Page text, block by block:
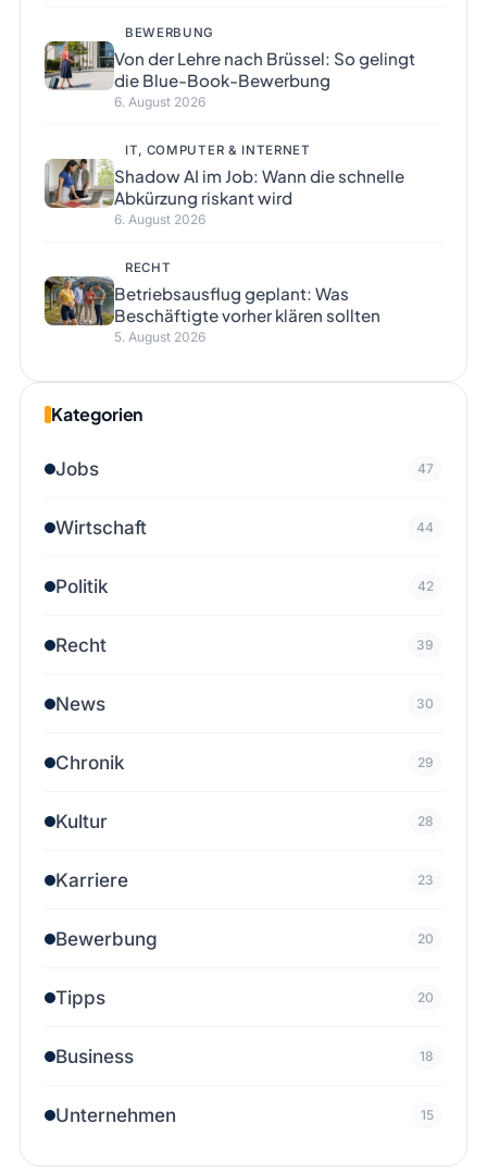
BEWERBUNG
Von der Lehre nach Brüssel: So gelingt
die Blue-Book-Bewerbung
6. August 2026
IT, COMPUTER & INTERNET
Shadow AI im Job: Wann die schnelle
Abkürzung riskant wird
6. August 2026
RECHT
Betriebsausflug geplant: Was
Beschäftigte vorher klären sollten
5. August 2026
Kategorien
Jobs 47
Wirtschaft 44
Politik 42
Recht 39
News 30
Chronik 29
Kultur 28
Karriere 23
Bewerbung 20
Tipps 20
Business 18
Unternehmen 15